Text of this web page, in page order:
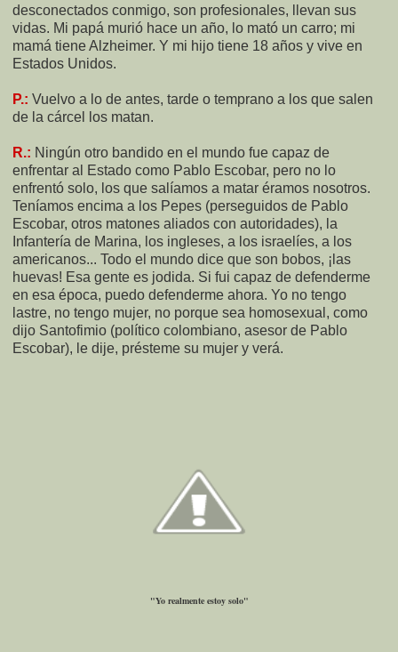
desconectados conmigo, son profesionales, llevan sus
vidas. Mi papá murió hace un año, lo mató un carro; mi
mamá tiene Alzheimer. Y mi hijo tiene 18 años y vive en
Estados Unidos.
P.: Vuelvo a lo de antes, tarde o temprano a los que salen
de la cárcel los matan.
R.: Ningún otro bandido en el mundo fue capaz de
enfrentar al Estado como Pablo Escobar, pero no lo
enfrentó solo, los que salíamos a matar éramos nosotros.
Teníamos encima a los Pepes (perseguidos de Pablo
Escobar, otros matones aliados con autoridades), la
Infantería de Marina, los ingleses, a los israelíes, a los
americanos... Todo el mundo dice que son bobos, ¡las
huevas! Esa gente es jodida. Si fui capaz de defenderme
en esa época, puedo defenderme ahora. Yo no tengo
lastre, no tengo mujer, no porque sea homosexual, como
dijo Santofimio (político colombiano, asesor de Pablo
Escobar), le dije, présteme su mujer y verá.
"Yo realmente estoy solo"